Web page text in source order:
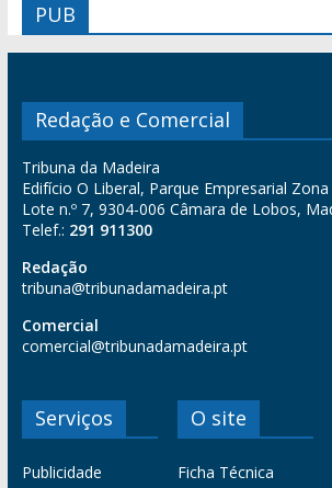
PUB
Redação e Comercial
Tribuna da Madeira
Edifício O Liberal, Parque Empresarial
Lote n.º 7, 9304-006 Câmara de Lobos,
Telef.: 291 911300
Redação
tribuna@tribunadamadeira.pt
Comercial
comercial@tribunadamadeira.pt
Serviços
Publicidade
O site
Ficha Técnica